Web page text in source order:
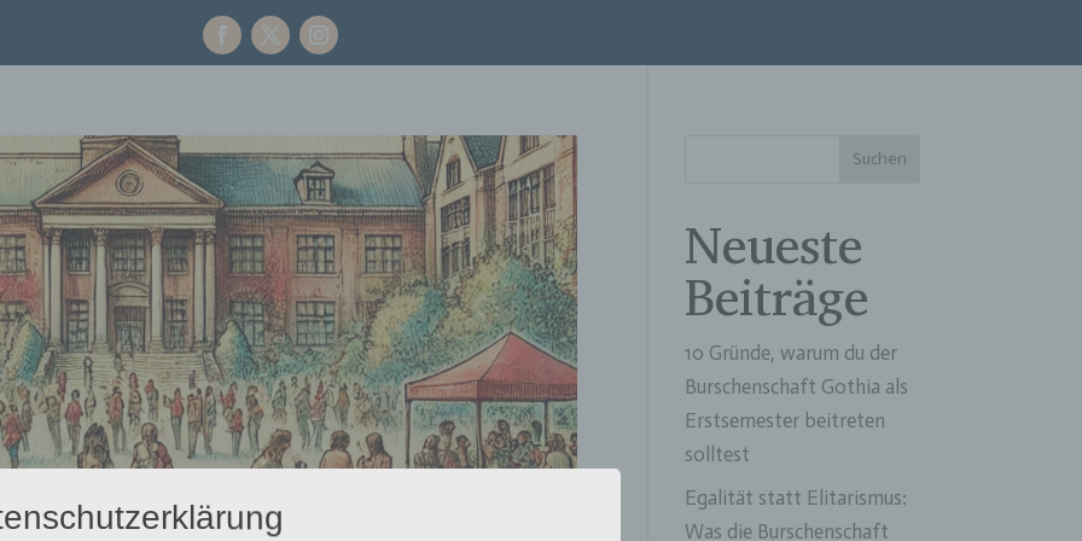
Suchen
Neueste
Beiträge
10 Gründe, warum du der
Burschenschaft Gothia als
Erstsemester beitreten
solltest
Egalität statt Elitarismus:
Was die Burschenschaft